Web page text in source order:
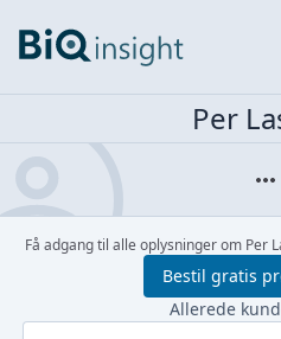
Per
Få adgang til alle oplysninger om Per
Bestil gratis
Allerede